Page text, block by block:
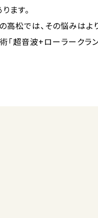
ます。
松では、その悩みはよ
超音波+ローラークラ